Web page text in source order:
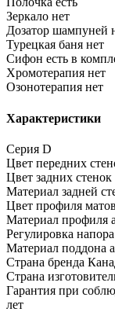
Зеркало нет
Дозатор шампуней
Турецкая баня нет
Сифон есть в
Хромотерапия нет
Озонотерапия нет
Характеристики
Серия D
Цвет передних
Цвет задних стенок
Материал задней
Цвет профиля
Материал профиля
Регулировка
Материал поддона
Страна бренда
Страна
Гарантия при
лет